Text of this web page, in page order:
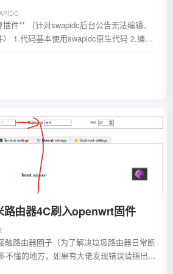
件** （针对swapidc后台公告无法编辑，
1.代码基本使用swapidc原生代码 2.编辑
由器4C刷入openwrt固件
触路由器圈子（为了解决垃圾路由器日常断
不懂的地方，如果有大佬发现错误请指出